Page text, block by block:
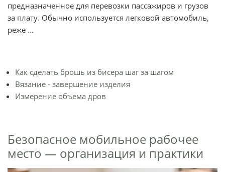
предназначенное для перевозки пассажиров и грузов
за плату. Обычно используется легковой автомобиль,
реже ...
Как сделать брошь из бисера шаг за шагом
Вязание - завершение изделия
Измерение объема дров
Безопасное мобильное рабочее
место — организация и практики